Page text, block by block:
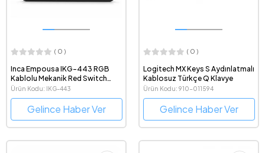
( 0 )
Inca Empousa IKG-443 RGB
Kablolu Mekanik Red Switch
Türkçe Q Gaming Klavye
Ürün Kodu: IKG-443
Gelince Haber Ver
( 0 )
Logitech MX Keys S Aydınlatmalı
Kablosuz Türkçe Q Klavye
Ürün Kodu: 910-011594
Gelince Haber Ver